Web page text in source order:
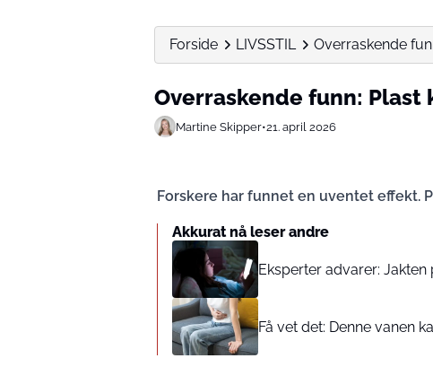
Forside LIVSSTIL Overraskende
Overraskende funn:
Martine Skipper•21. april 2026
Forskere har funnet en uventet effekt.
Akkurat nå leser andre
Eksperter advarer:
Få vet det: Denne vanen